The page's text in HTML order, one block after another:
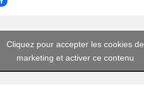
Cliquez pour accepter les cookies de
marketing et activer ce contenu